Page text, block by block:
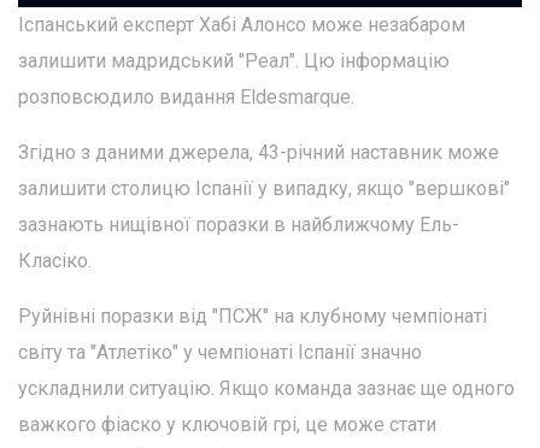
Іспанський експерт Хабі Алонсо може незабаром
залишити мадридський "Реал". Цю інформацію
розповсюдило видання Eldesmarque.
Згідно з даними джерела, 43-річний наставник може
залишити столицю Іспанії у випадку, якщо "вершкові"
зазнають нищівної поразки в найближчому Ель-
Класіко.
Руйнівні поразки від "ПСЖ" на клубному чемпіонаті
світу та "Атлетіко" у чемпіонаті Іспанії значно
ускладнили ситуацію. Якщо команда зазнає ще одного
важкого фіаско у ключовій грі, це може стати